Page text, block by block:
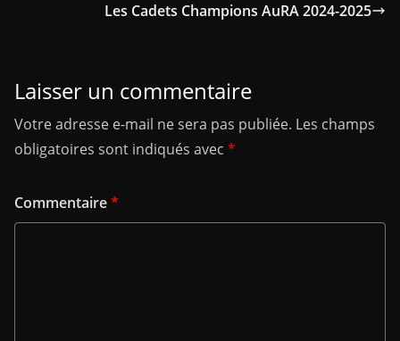
Les Cadets Champions AuRA 2024-2025
Laisser un commentaire
Votre adresse e-mail ne sera pas publiée. Les champs
obligatoires sont indiqués avec *
Commentaire*